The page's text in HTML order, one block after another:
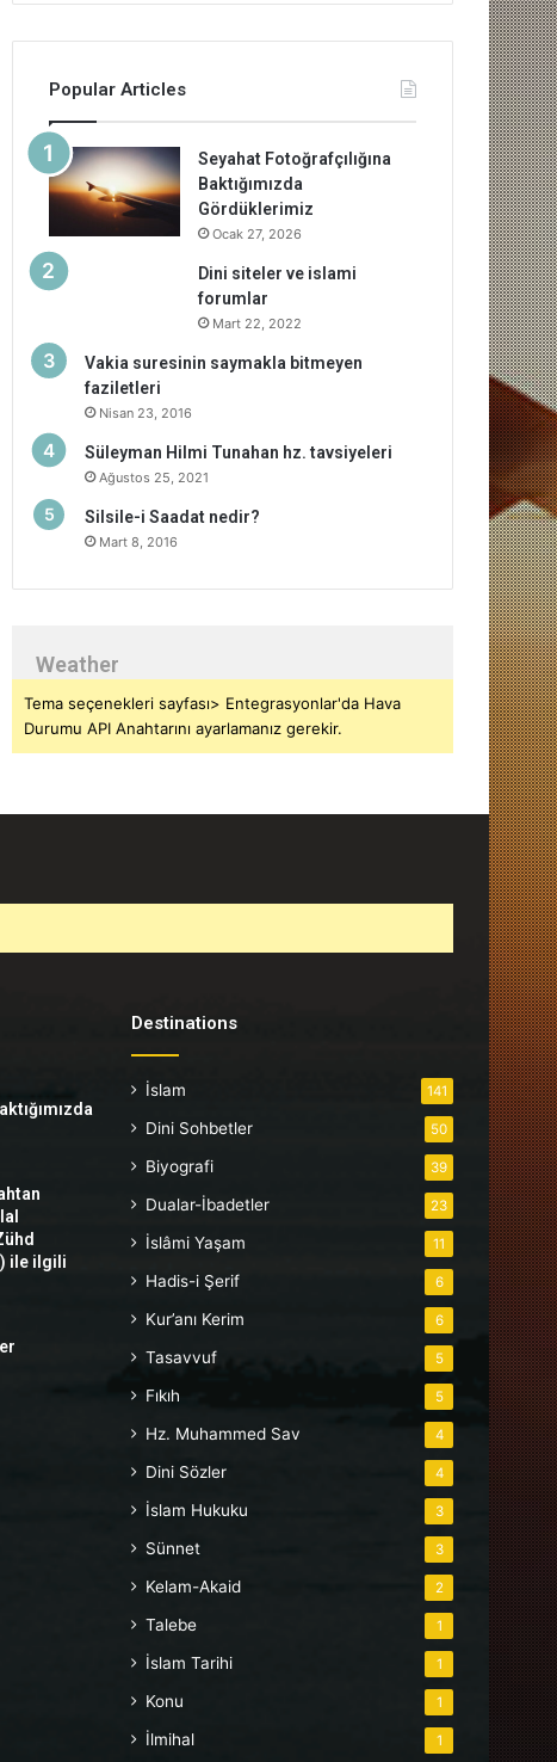
Popular Articles
Seyahat Fotoğrafçılığına
Baktığımızda
Gördüklerimiz
Ocak 27, 2026
Dini siteler ve islami
forumlar
Mart 22, 2022
Vakia suresinin saymakla bitmeyen
faziletleri
Nisan 23, 2016
Süleyman Hilmi Tunahan hz. tavsiyeleri
Ağustos 25, 2021
Silsile-i Saadat nedir?
Mart 8, 2016
Weather
Tema seçenekleri sayfası> Entegrasyonlar'da Hava
Durumu API Anahtarını ayarlamanız gerekir.
ile ilgili
Destinations
İslam 141
Dini Sohbetler 50
Biyografi 39
Dualar-İbadetler 23
İslâmi Yaşam 11
Hadis-i Şerif 6
Kur’anı Kerim 6
Tasavvuf 5
Fıkıh 5
Hz. Muhammed Sav 4
Dini Sözler 4
İslam Hukuku 3
Sünnet 3
Kelam-Akaid 2
Talebe 1
İslam Tarihi 1
Konu 1
İlmihal 1